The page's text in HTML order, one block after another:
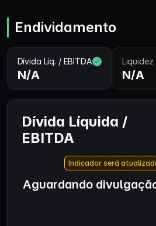
Endividamento
Dívida Líq. / EBITDA
N/A N/A
Dívida Líquida /
EBITDA
Indicador será
Aguardando